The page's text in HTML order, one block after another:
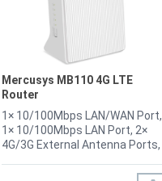
Mercusys MB110 4G LTE
Router
1× 10/100Mbps LAN/WAN Port,
1× 10/100Mbps LAN Port, 2×
4G/3G External Antenna Ports,
WPS/Reset Button, Wireless